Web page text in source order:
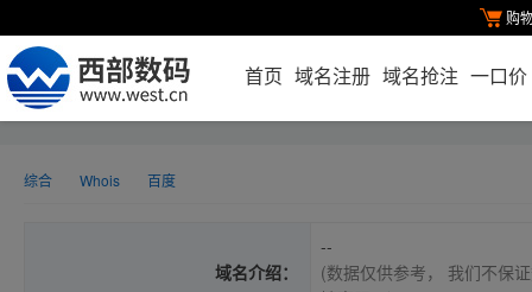
购
首页 域名注册 域名抢注 一口价
综合 Whois 百度
域名介绍：
--
(数据仅供参考， 我们不保